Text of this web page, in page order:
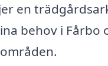
en
behov i Fårbo